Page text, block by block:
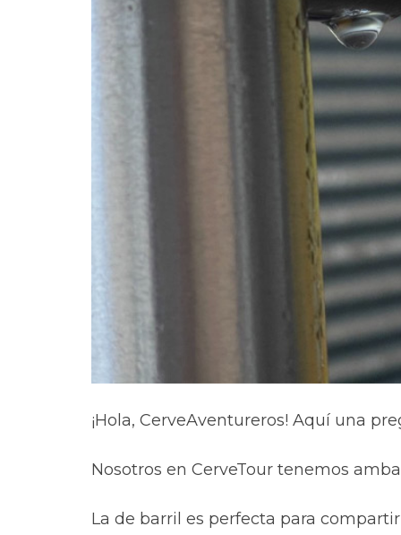
¡Hola, CerveAventureros! Aquí una
Nosotros en CerveTour tenemos
La de barril es perfecta para